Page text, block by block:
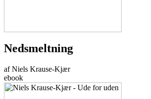
Nedsmeltning
af Niels Krause-Kjær
ebook